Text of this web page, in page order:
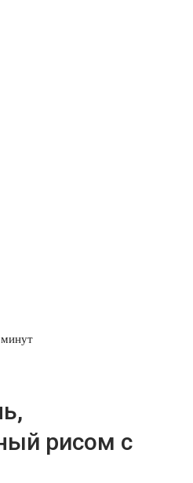
рисом с